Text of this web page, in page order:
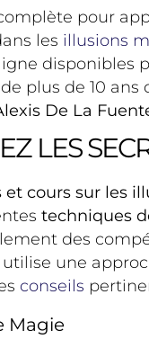
pour
les illusions
disponibles
plus de 10
De La
LES
et cours sur les
techniques
des
une
conseils
Magie